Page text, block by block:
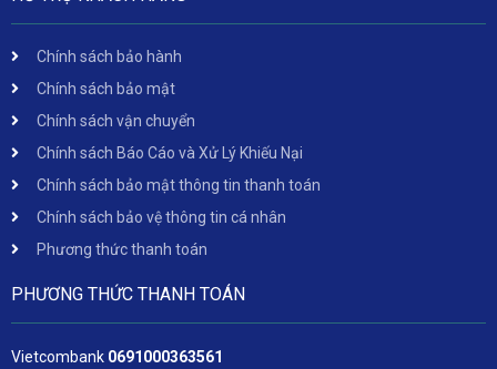
Chính sách bảo hành
Chính sách bảo mật
Chính sách vận chuyển
Chính sách Báo Cáo và Xử Lý Khiếu Nại
Chính sách bảo mật thông tin thanh toán
Chính sách bảo vệ thông tin cá nhân
Phương thức thanh toán
PHƯƠNG THỨC THANH TOÁN
Vietcombank 0691000363561